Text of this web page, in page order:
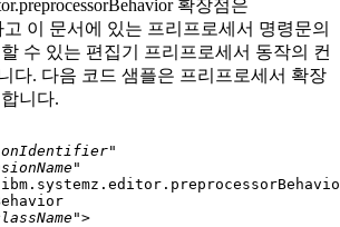
확장점은
고 이 문서에 있는 프리프로세서 명령문의
수 있는 편집기 프리프로세서 동작의 컨
다. 다음 코드 샘플은 프리프로세서 확장
니다.
"
"
">